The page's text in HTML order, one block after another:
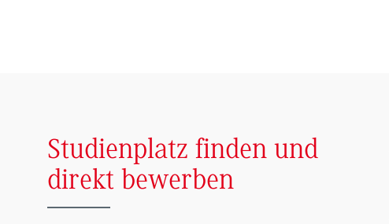
Studienplatz finden und
direkt bewerben